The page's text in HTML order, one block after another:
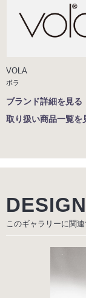
VOLA
ボラ
ブランド詳細を見る
取り扱い商品一覧を
このギャラリーに関連